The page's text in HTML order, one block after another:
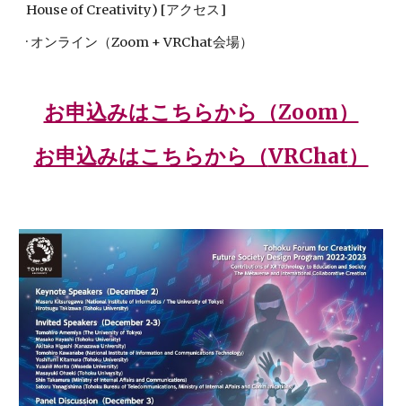
House of Creativity) [アクセス]
· オンライン（Zoom + VRChat会場）
お申込みはこちらから（Zoom）
お申込みはこちらから（VRChat）